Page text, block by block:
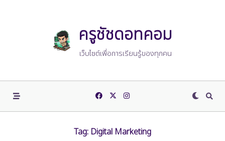
ครูชัชดอทคอม
เว็บไซต์เพื่อการเรียนรู้ของทุกคน
Tag: Digital Marketing